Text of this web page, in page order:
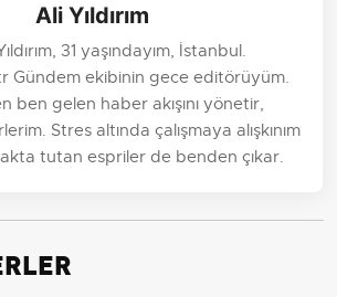
Ali Yıldırım
31 yaşındayım, İstanbul.
Gündem ekibinin gece editörüyüm.
ben gelen haber akışını yönetir,
Stres altında çalışmaya alışkınım
tutan espriler de benden çıkar.